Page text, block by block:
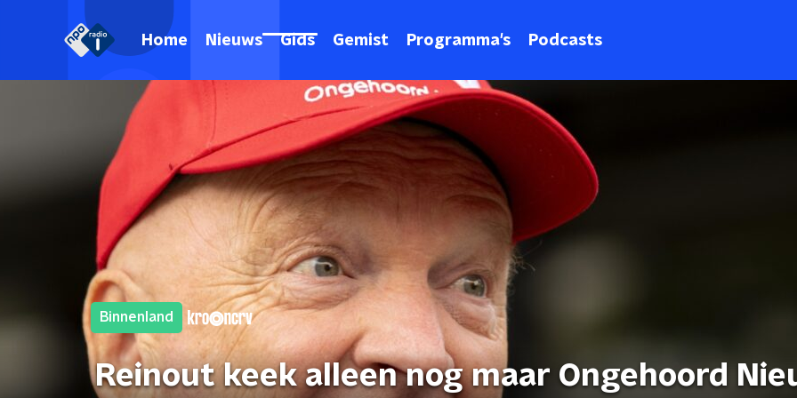
Home Nieuws Gids Gemist Programma's Podcasts
Binnenland
Reinout keek alleen nog maar Ongehoord